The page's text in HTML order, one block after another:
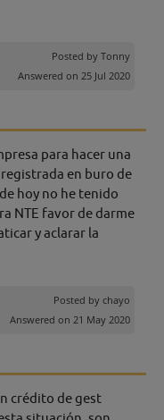
Posted by Tonny
Answered on 25 Jul 2020
para hacer una
en buro de
hoy no he tenido
NTE favor de darme
y aclarar la
Posted by chayo
Answered on 21 May 2020
crédito de gest